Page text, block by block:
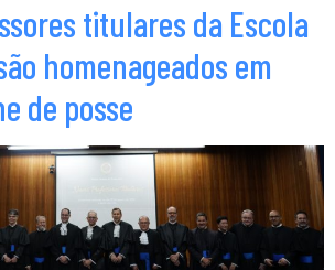
titulares da Escola
homenageados em
de posse